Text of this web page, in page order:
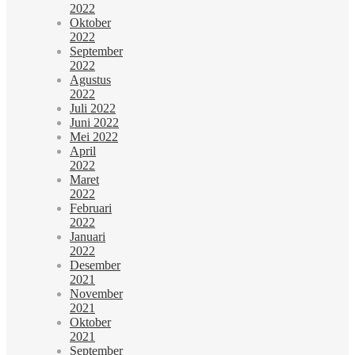
2022
Oktober
2022
September
2022
Agustus
2022
Juli 2022
Juni 2022
Mei 2022
April
2022
Maret
2022
Februari
2022
Januari
2022
Desember
2021
November
2021
Oktober
2021
September